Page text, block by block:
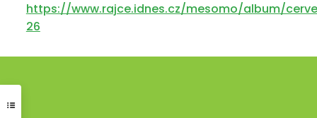
https://www.rajce.idnes.cz/mesomo/album/
26